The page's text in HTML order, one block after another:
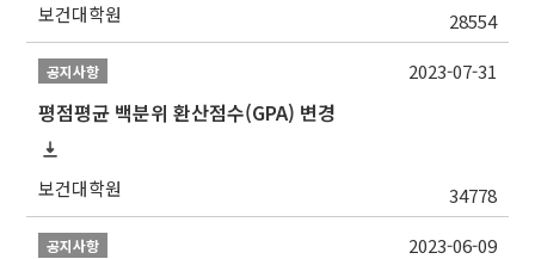
보건대학원 28554
공지사항
평점평균 백분위 환산점수(GPA) 변경
보건대학원 34778
2023-07-31
공지사항 2023-06-09